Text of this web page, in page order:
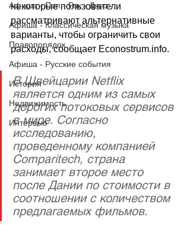
Афиша - Поп - Рок - Джаз
Афиша - Классическая музыка
Правопорядок
Афиша - Русские события
История
Недвижимость
Интервью
некоторые пользователи
рассматривают альтернативные
варианты, чтобы ограничить свои
расходы, сообщает Econostrum.info.
В Швейцарии Netflix
является одним из самых
дорогих потоковых сервисов
в мире. Согласно
исследованию,
проведенному компанией
Comparitech, страна
занимает второе место
после Дании по стоимости в
соотношении с количеством
предлагаемых фильмов.